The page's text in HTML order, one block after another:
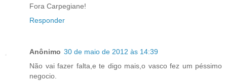
Fora Carpegiane!
Responder
Anônimo 30 de maio de 2012 às 14:39
Não vai fazer falta,e te digo mais,o vasco fez um péssimo
negocio.